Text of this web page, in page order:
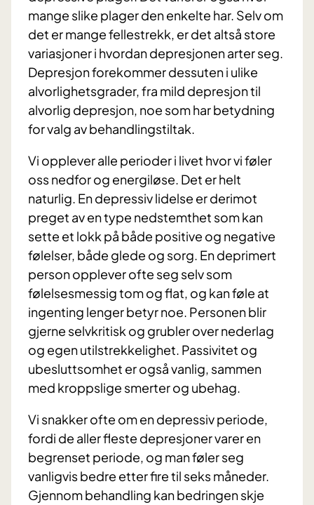
mange slike plager den enkelte har. Selv om
det er mange fellestrekk, er det altså store
variasjoner i hvordan depresjonen arter seg.
Depresjon forekommer dessuten i ulike
alvorlighetsgrader, fra mild depresjon til
alvorlig depresjon, noe som har betydning
for valg av behandlingstiltak.
Vi opplever alle perioder i livet hvor vi føler
oss nedfor og energiløse. Det er helt
naturlig. En depressiv lidelse er derimot
preget av en type nedstemthet som kan
sette et lokk på både positive og negative
følelser, både glede og sorg. En deprimert
person opplever ofte seg selv som
følelsesmessig tom og flat, og kan føle at
ingenting lenger betyr noe. Personen blir
gjerne selvkritisk og grubler over nederlag
og egen utilstrekkelighet. Passivitet og
ubesluttsomhet er også vanlig, sammen
med kroppslige smerter og ubehag.
Vi snakker ofte om en depressiv periode,
fordi de aller fleste depresjoner varer en
begrenset periode, og man føler seg
vanligvis bedre etter fire til seks måneder.
Gjennom behandling kan bedringen skje